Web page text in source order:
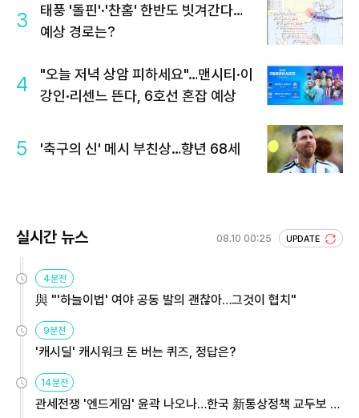
3
태풍 '돌핀'·'찬홈' 한반도 빗겨간다…
예상 경로는?
4
"오늘 저녁 상암 피하세요"…맨시티·이
강인·리센느 뜬다, 6호선 혼잡 예상
5 '축구의 신' 메시 부친상…향년 68세
실시간 뉴스 08.10 00:25 UPDATE
4분전
與 "'하늘이법' 여야 공동 발의 괜찮아…그것이 협치"
9분전
'캐시딜' 캐시워크 돈 버는 퀴즈, 정답은?
14분전
관세전쟁 '엔드게임' 윤곽 나오나…한국 新통상정책 교두보 활